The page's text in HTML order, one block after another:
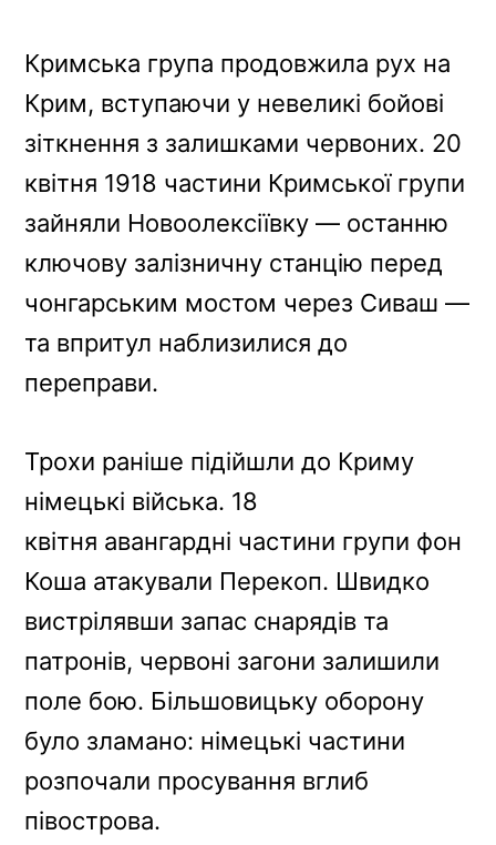
Кримська група продовжила рух на
Крим, вступаючи у невеликі бойові
зіткнення з залишками червоних. 20
квітня 1918 частини Кримської групи
зайняли Новоолексіївку — останню
ключову залізничну станцію перед
чонгарським мостом через Сиваш —
та впритул наблизилися до
переправи.
Трохи раніше підійшли до Криму
німецькі війська. 18
квітня авангардні частини групи фон
Коша атакували Перекоп. Швидко
вистрілявши запас снарядів та
патронів, червоні загони залишили
поле бою. Більшовицьку оборону
було зламано: німецькі частини
розпочали просування вглиб
півострова.